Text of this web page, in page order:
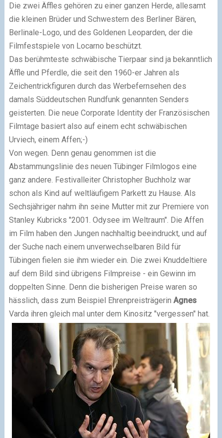
Die zwei Äffles gehören zu einer ganzen Herde, allesamt
die kleinen Brüder und Schwestern des Berliner Bären,
Berlinale-Logo, und des Goldenen Leoparden, der die
Filmfestspiele von Locarno beschützt.
Das berühmteste schwäbische Tierpaar sind ja bekanntlich
Äffle und Pferdle, die seit den 1960-er Jahren als
Zeichentrickfiguren durch das Werbefernsehen des
damals Süddeutschen Rundfunk genannten Senders
geisterten. Die neue Corporate Identity der Französischen
Filmtage basiert also auf einem echt schwäbischen
Urviech, einem Affen;-)
Von wegen. Denn genau genommen ist die
Abstammungslinie des neuen Tübinger Filmlogos eine
ganz andere. Festivalleiter Christopher Buchholz war
schon als Kind auf weltläufigem Parkett zu Hause. Als
Sechsjähriger nahm ihn seine Mutter mit zur Premiere von
Stanley Kubricks "2001. Odysee im Weltraum". Die Affen
im Film haben den Jungen nachhaltig beeindruckt, und auf
der Suche nach einem unverwechselbaren Bild für
Tübingen fielen sie ihm wieder ein. Die zwei Knuddeltiere
auf dem Bild sind übrigens Filmpreise - ein Gewinn im
doppelten Sinne. Denn die bisherigen Preise waren so
hässlich, dass zum Beispiel Ehrenpreisträgerin Agnes
Varda ihren gleich mal unter dem Kinositz "vergessen" hat.